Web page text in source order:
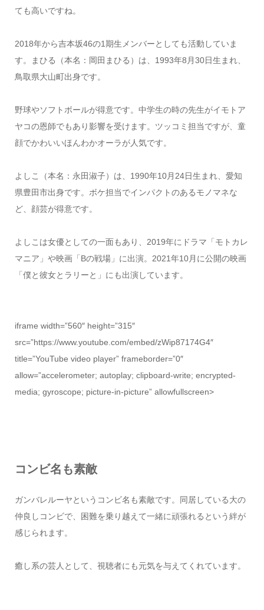
ても高いですね。
2018年から吉本坂46の1期生メンバーとしても活動していま
す。まひる（本名：岡田まひる）は、1993年8月30日生まれ、
鳥取県大山町出身です。
野球やソフトボールが得意です。中学生の時の先生がイモトア
ヤコの恩師でもあり影響を受けます。ツッコミ担当ですが、童
顔でかわいいほんわかオーラが人気です。
よしこ（本名：永田淑子）は、1990年10月24日生まれ、愛知
県豊田市出身です。ボケ担当でインパクトのあるモノマネな
ど、顔芸が得意です。
よしこは女優としての一面もあり、2019年にドラマ「モトカレ
マニア」や映画「Bの戦場」に出演。2021年10月に公開の映画
「僕と彼女とラリーと」にも出演しています。
iframe width=”560″ height=”315″
src=”https://www.youtube.com/embed/zWip87174G4″
title=”YouTube video player” frameborder=”0″
allow=”accelerometer; autoplay; clipboard-write; encrypted-
media; gyroscope; picture-in-picture” allowfullscreen>
コンビ名も素敵
ガンバレルーヤというコンビ名も素敵です。同居している大の
仲良しコンビで、困難を乗り越えて一緒に頑張れるという絆が
感じられます。
癒し系の芸人として、視聴者にも元気を与えてくれています。